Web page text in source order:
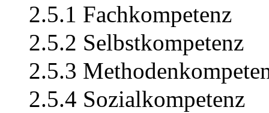
2.5.1 Fachkompetenz
2.5.2 Selbstkompetenz
2.5.3
2.5.4 Sozialkompetenz